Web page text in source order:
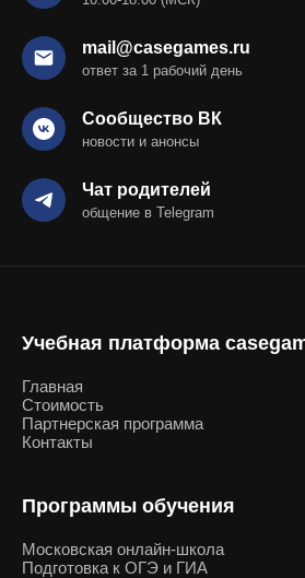
mail@casegames.ru
ответ за 1 рабочий день
Сообщество ВК
новости и анонсы
Чат родителей
общение в Telegram
Учебная платформа
Главная
Стоимость
Партнерская программа
Контакты
Программы обучения
Московская онлайн-школа
Подготовка к ОГЭ и ГИА